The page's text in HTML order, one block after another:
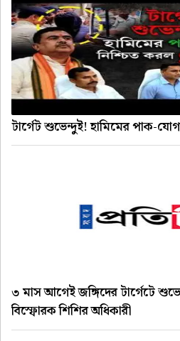
টার্গেট শুভেন্দুই! হামিমের পাক-
৩ মাস আগেই জঙ্গিদের টার্গেটে
বিস্ফোরক শিশির অধিকারী